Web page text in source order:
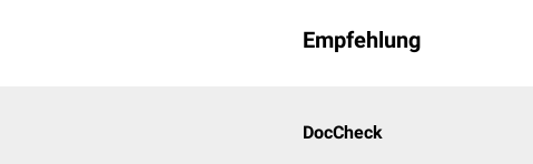
Empfehlung
DocCheck